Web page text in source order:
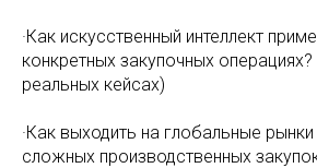
·Как искусственный интеллект
конкретных закупочных
реальных кейсах)
·Как выходить на глобальные
сложных производственных